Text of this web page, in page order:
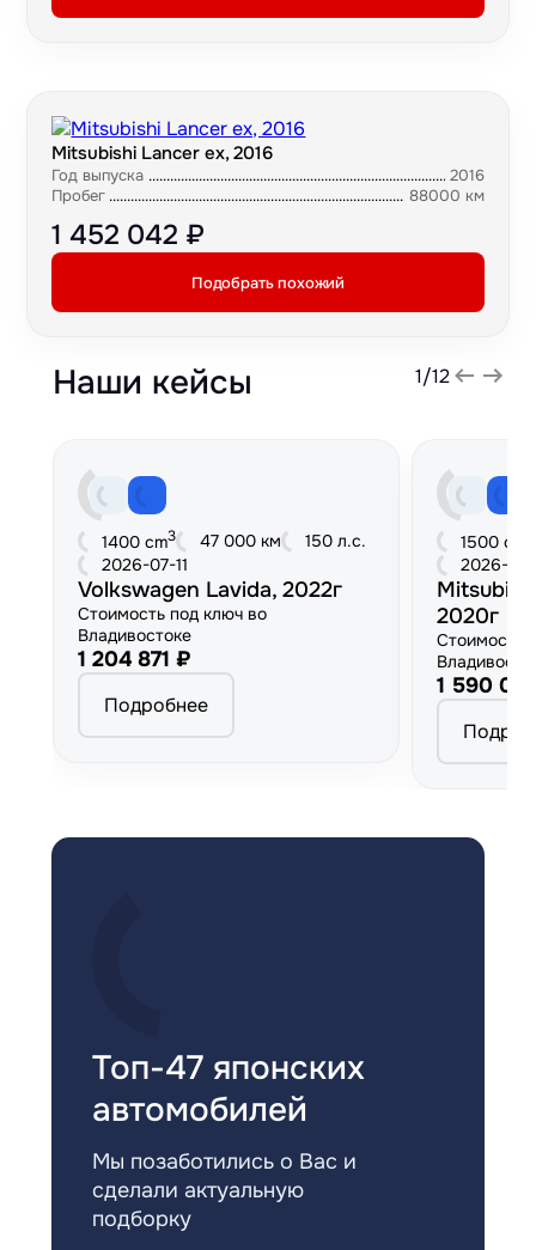
Mitsubishi Lancer ex, 2016
Год выпуска
2016
Пробег
88000 км
1 452 042 ₽
Подобрать похожий
Наши кейсы 1/12
1400 cm3 47 000 км
150 л.с.
2026-07-11
Volkswagen Lavida, 2022г
Стоимость под ключ во
Владивостоке
1 204 871 ₽
Подробнее
1500 cm
2026-
2020г
Стоимость
1 590
Топ-47 японских
автомобилей
Мы позаботились о Вас и
сделали актуальную
подборку